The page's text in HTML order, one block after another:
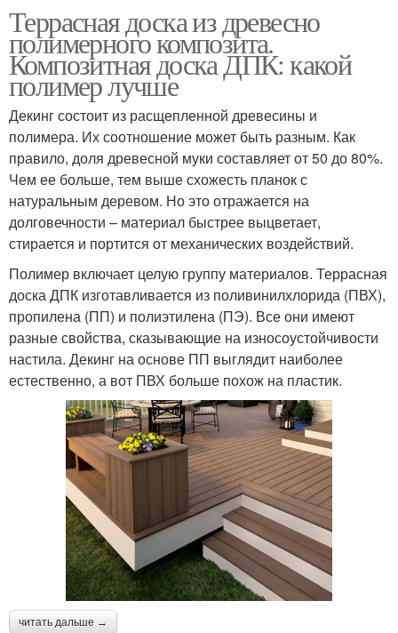
Террасная доска из древесно
полимерного композита.
Композитная доска ДПК: какой
полимер лучше
Декинг состоит из расщепленной древесины и
полимера. Их соотношение может быть разным. Как
правило, доля древесной муки составляет от 50 до 80%.
Чем ее больше, тем выше схожесть планок с
натуральным деревом. Но это отражается на
долговечности – материал быстрее выцветает,
стирается и портится от механических воздействий.
Полимер включает целую группу материалов. Террасная
доска ДПК изготавливается из поливинилхлорида (ПВХ),
пропилена (ПП) и полиэтилена (ПЭ). Все они имеют
разные свойства, сказывающие на износоустойчивости
настила. Декинг на основе ПП выглядит наиболее
естественно, а вот ПВХ больше похож на пластик.
читать дальше →